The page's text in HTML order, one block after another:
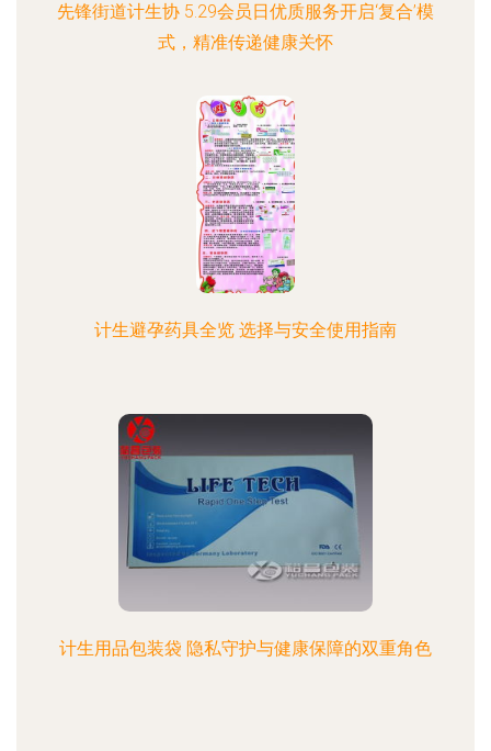
先锋街道计生协 5.29会员日优质服务开启‘复合’模
式，精准传递健康关怀
计生避孕药具全览 选择与安全使用指南
计生用品包装袋 隐私守护与健康保障的双重角色